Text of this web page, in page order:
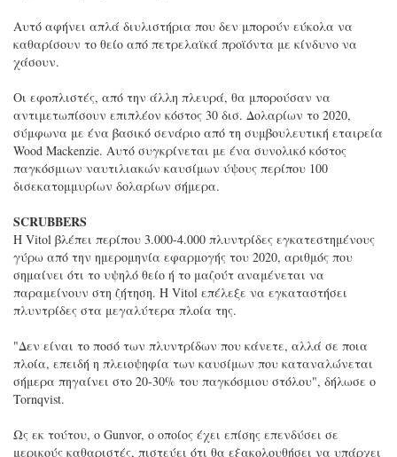
Αυτό αφήνει απλά διυλιστήρια που δεν μπορούν εύκολα να
καθαρίσουν το θείο από πετρελαϊκά προϊόντα με κίνδυνο να
χάσουν.
Οι εφοπλιστές, από την άλλη πλευρά, θα μπορούσαν να
αντιμετωπίσουν επιπλέον κόστος 30 δισ. Δολαρίων το 2020,
σύμφωνα με ένα βασικό σενάριο από τη συμβουλευτική εταιρεία
Wood Mackenzie. Αυτό συγκρίνεται με ένα συνολικό κόστος
παγκόσμιων ναυτιλιακών καυσίμων ύψους περίπου 100
δισεκατομμυρίων δολαρίων σήμερα.
SCRUBBERS
Η Vitol βλέπει περίπου 3.000-4.000 πλυντρίδες εγκατεστημένους
γύρω από την ημερομηνία εφαρμογής του 2020, αριθμός που
σημαίνει ότι το υψηλό θείο ή το μαζούτ αναμένεται να
παραμείνουν στη ζήτηση. Η Vitol επέλεξε να εγκαταστήσει
πλυντρίδες στα μεγαλύτερα πλοία της.
"Δεν είναι το ποσό των πλυντρίδων που κάνετε, αλλά σε ποια
πλοία, επειδή η πλειοψηφία των καυσίμων που καταναλώνεται
σήμερα πηγαίνει στο 20-30% του παγκόσμιου στόλου", δήλωσε ο
Tornqvist.
Ως εκ τούτου, ο Gunvor, ο οποίος έχει επίσης επενδύσει σε
μερικούς καθαριστές, πιστεύει ότι θα εξακολουθήσει να υπάρχει